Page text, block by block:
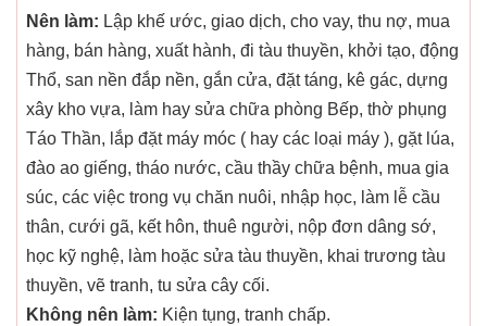
Nên làm: Lập khế ước, giao dịch, cho vay, thu nợ, mua
hàng, bán hàng, xuất hành, đi tàu thuyền, khởi tạo, động
Thổ, san nền đắp nền, gắn cửa, đặt táng, kê gác, dựng
xây kho vựa, làm hay sửa chữa phòng Bếp, thờ phụng
Táo Thần, lắp đặt máy móc ( hay các loại máy ), gặt lúa,
đào ao giếng, tháo nước, cầu thầy chữa bệnh, mua gia
súc, các việc trong vụ chăn nuôi, nhập học, làm lễ cầu
thân, cưới gã, kết hôn, thuê người, nộp đơn dâng sớ,
học kỹ nghệ, làm hoặc sửa tàu thuyền, khai trương tàu
thuyền, vẽ tranh, tu sửa cây cối.
Không nên làm: Kiện tụng, tranh chấp.